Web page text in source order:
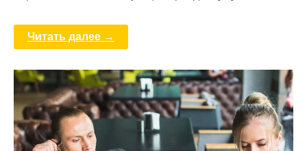
Читать далее →